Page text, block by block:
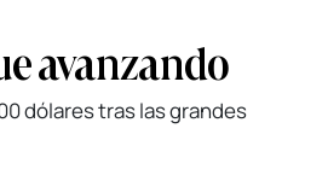
avanzando
dólares tras las grandes